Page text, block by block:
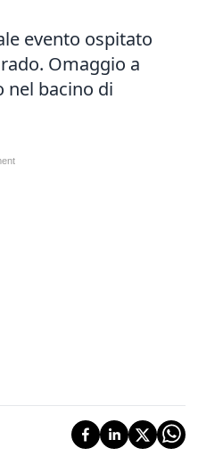
evento ospitato
Omaggio a
nel bacino di